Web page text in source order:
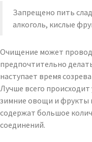
Запрещено пить
алкоголь, кислые
Очищение может
предпочтительно
наступает время
Лучше всего
зимние овощи и фрукты
содержат большое
соединений.